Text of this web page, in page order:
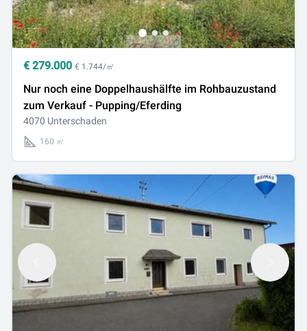
€ 279.000 € 1.744/㎡
Nur noch eine Doppelhaushälfte im Rohbauzustand
zum Verkauf - Pupping/Eferding
4070 Unterschaden
160 ㎡